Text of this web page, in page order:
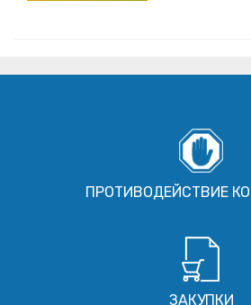
ПРОТИВОДЕЙСТВИЕ
ЗАКУПКИ